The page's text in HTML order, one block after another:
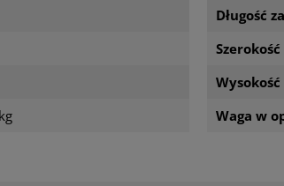
Długość
Waga w